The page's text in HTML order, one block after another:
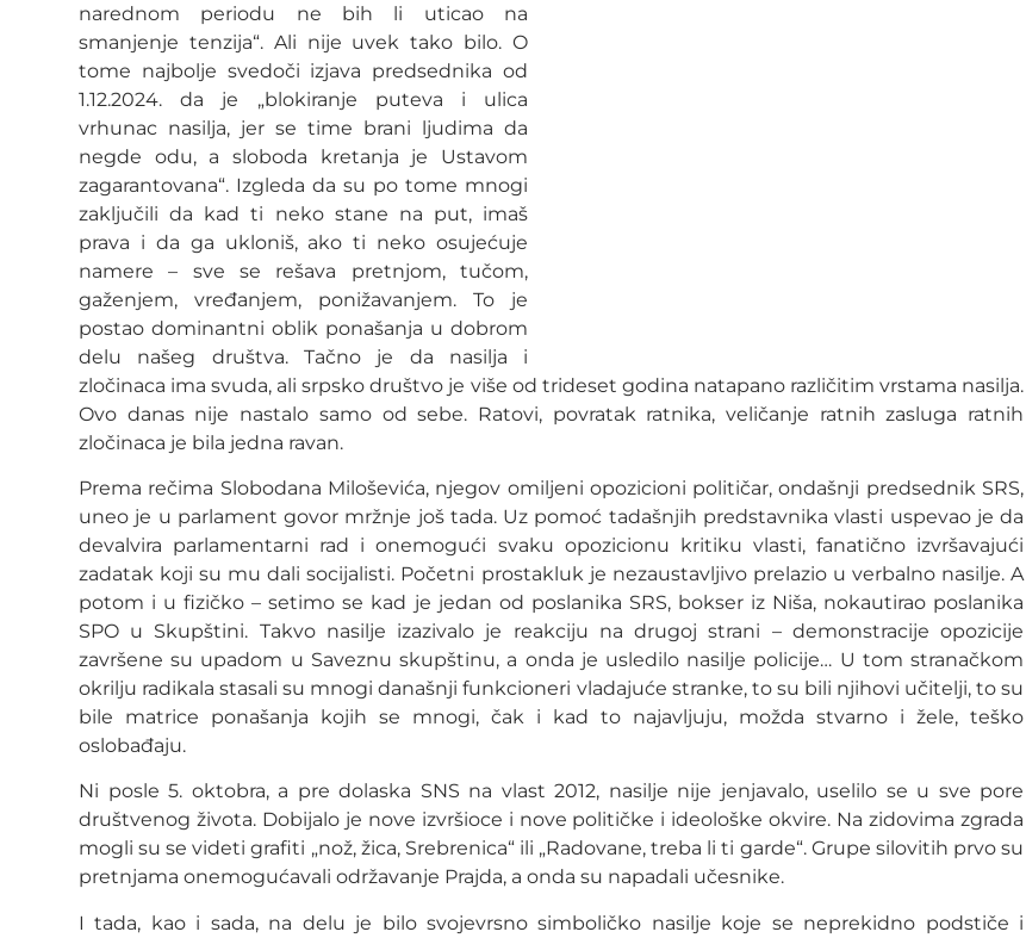
narednom periodu ne bih li uticao na
smanjenje tenzija“. Ali nije uvek tako bilo. O
tome najbolje svedoči izjava predsednika od
1.12.2024. da je „blokiranje puteva i ulica
vrhunac nasilja, jer se time brani ljudima da
negde odu, a sloboda kretanja je Ustavom
zagarantovana“. Izgleda da su po tome mnogi
zaključili da kad ti neko stane na put, imaš
prava i da ga ukloniš, ako ti neko osujećuje
namere – sve se rešava pretnjom, tučom,
gaženjem, vređanjem, ponižavanjem. To je
postao dominantni oblik ponašanja u dobrom
delu našeg društva. Tačno je da nasilja i
zločinaca ima svuda, ali srpsko društvo je više od trideset godina natapano različitim vrstama nasilja.
Ovo danas nije nastalo samo od sebe. Ratovi, povratak ratnika, veličanje ratnih zasluga ratnih
zločinaca je bila jedna ravan.
Prema rečima Slobodana Miloševića, njegov omiljeni opozicioni političar, ondašnji predsednik SRS,
uneo je u parlament govor mržnje još tada. Uz pomoć tadašnjih predstavnika vlasti uspevao je da
devalvira parlamentarni rad i onemogući svaku opozicionu kritiku vlasti, fanatično izvršavajući
zadatak koji su mu dali socijalisti. Početni prostakluk je nezaustavljivo prelazio u verbalno nasilje. A
potom i u fizičko – setimo se kad je jedan od poslanika SRS, bokser iz Niša, nokautirao poslanika
SPO u Skupštini. Takvo nasilje izazivalo je reakciju na drugoj strani – demonstracije opozicije
završene su upadom u Saveznu skupštinu, a onda je usledilo nasilje policije… U tom stranačkom
okrilju radikala stasali su mnogi današnji funkcioneri vladajuće stranke, to su bili njihovi učitelji, to su
bile matrice ponašanja kojih se mnogi, čak i kad to najavljuju, možda stvarno i žele, teško
oslobađaju.
Ni posle 5. oktobra, a pre dolaska SNS na vlast 2012, nasilje nije jenjavalo, uselilo se u sve pore
društvenog života. Dobijalo je nove izvršioce i nove političke i ideološke okvire. Na zidovima zgrada
mogli su se videti grafiti „nož, žica, Srebrenica“ ili „Radovane, treba li ti garde“. Grupe silovitih prvo su
pretnjama onemogućavali održavanje Prajda, a onda su napadali učesnike.
I tada, kao i sada, na delu je bilo svojevrsno simboličko nasilje koje se neprekidno podstiče i